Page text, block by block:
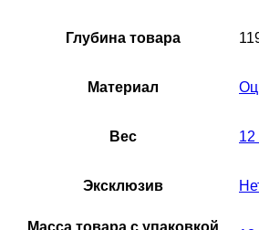
Глубина товара
Материал
Вес 12
Эксклюзив
Масса товара с упаковкой